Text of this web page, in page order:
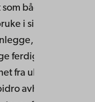
som både forskere,
i sitt arbeid med
gjennomføre
ferdigheter.
fra ulike teoretiske
avhandlingen til